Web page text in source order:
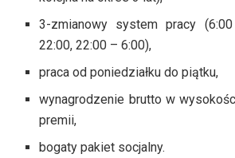
3-zmianowy system pracy
22:00, 22:00 – 6:00),
praca od poniedziałku do piątku,
wynagrodzenie brutto w
premii,
bogaty pakiet socjalny.